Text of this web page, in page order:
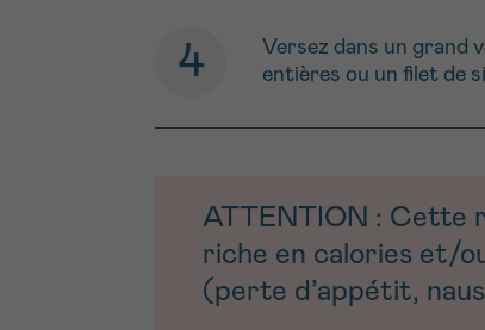
Versez dans un grand
entières ou un filet de
ATTENTION : Cette
riche en calories et/
(perte d’appétit,